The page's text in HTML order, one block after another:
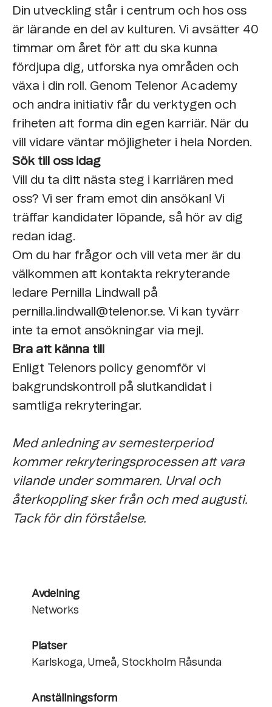
Din utveckling står i centrum och hos oss
är lärande en del av kulturen. Vi avsätter 40
timmar om året för att du ska kunna
fördjupa dig, utforska nya områden och
växa i din roll. Genom Telenor Academy
och andra initiativ får du verktygen och
friheten att forma din egen karriär. När du
vill vidare väntar möjligheter i hela Norden.
Sök till oss idag
Vill du ta ditt nästa steg i karriären med
oss? Vi ser fram emot din ansökan! Vi
träffar kandidater löpande, så hör av dig
redan idag.
Om du har frågor och vill veta mer är du
välkommen att kontakta rekryterande
ledare Pernilla Lindwall på
pernilla.lindwall@telenor.se. Vi kan tyvärr
inte ta emot ansökningar via mejl.
Bra att känna till
Enligt Telenors policy genomför vi
bakgrundskontroll på slutkandidat i
samtliga rekryteringar.
Med anledning av semesterperiod
kommer rekryteringsprocessen att vara
vilande under sommaren. Urval och
återkoppling sker från och med augusti.
Tack för din förståelse.
Avdelning
Networks
Platser
Karlskoga, Umeå, Stockholm Råsunda
Anställningsform